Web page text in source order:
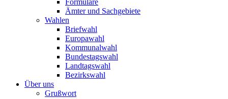
Formulare
Ämter und Sachgebiete
Wahlen
Briefwahl
Europawahl
Kommunalwahl
Bundestagswahl
Landtagswahl
Bezirkswahl
Über uns
Grußwort